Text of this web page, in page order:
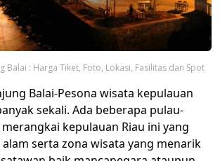
Balai : Harga Tiket, Foto, Lokasi, Fasilitas dan Spot
Balai-Pesona wisata kepulauan
sekali. Ada beberapa pulau-
kepulauan Riau ini yang
serta zona wisata yang menarik